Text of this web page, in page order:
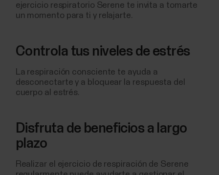
ejercicio respiratorio Serene te invita a tomarte
un momento para ti y relajarte.
Controla tus niveles de estrés
La respiración consciente te ayuda a
desconectarte y a bloquear la respuesta del
cuerpo al estrés.
Disfruta de beneficios a largo
plazo
Realizar el ejercicio de respiración de Serene